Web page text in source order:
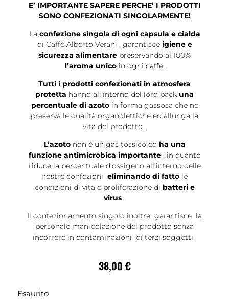
E’ IMPORTANTE SAPERE PERCHE’ I PRODOTTI
SONO CONFEZIONATI SINGOLARMENTE!
La confezione singola di ogni capsula e cialda
di Caffè Alberto Verani , garantisce igiene e
sicurezza alimentare preservando al 100%
l’aroma unicoin ogni caffè.
Tutti i prodotti confezionati in atmosfera
protetta hanno all’interno del loro pack una
percentuale di azotoin forma gassosa che ne
preserva le qualità organolettiche ed allunga la
vita del prodotto .
L’azoto non è un gas tossico ed ha una
funzione antimicrobica importante, in quanto
riduce la percentuale d’ossigeno all’interno delle
nostre confezioni eliminando di fatto le
condizioni di vita e proliferazione di batteri e
virus .
Il confezionamento singolo inoltre garantisce la
personale manipolazione del prodotto senza
incorrere in contaminazioni di terzi soggetti .
38,00 €
Esaurito